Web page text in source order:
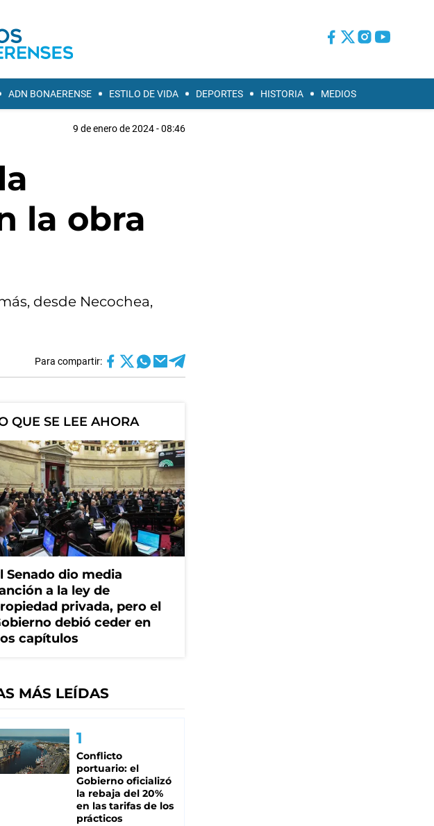
ADN BONAERENSE ESTILO DE VIDA DEPORTES HISTORIA MEDIOS
9 de enero de 2024 - 08:46
la obra
desde Necochea,
Para compartir:
QUE SE LEE AHORA
Senado dio media
a la ley de
privada, pero el
debió ceder en
capítulos
MÁS LEÍDAS
Conflicto
portuario: el
Gobierno oficializó
la rebaja del 20%
en las tarifas de los
prácticos